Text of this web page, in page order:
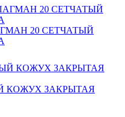
20 СЕТЧАТЫЙ
КОЖУХ ЗАКРЫТАЯ